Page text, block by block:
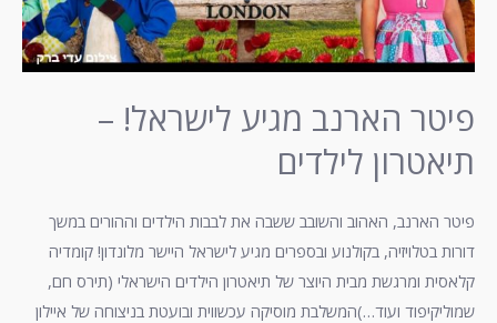
פיטר הארנב מגיע לישראל! –
תיאטרון לילדים
פיטר הארנב, האהוב והשובב ששבה את לבבות הילדים וההורים במשך
דורות בטלויזיה, בקולנוע ובספרים מגיע לישראל היישר מלונדון! קומדיה
קלאסית ומרגשת מבית היוצר של תיאטרון הילדים הישראלי (תירס חם,
שמוליקיפוד ועוד…)המשלבת מוסיקה עכשווית ובועטת בניצוחה של איילון
לילדים